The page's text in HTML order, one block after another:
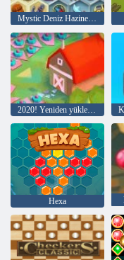
Mystic Deniz Hazineleri
2020! Yeniden yüklenmiş
Hexa